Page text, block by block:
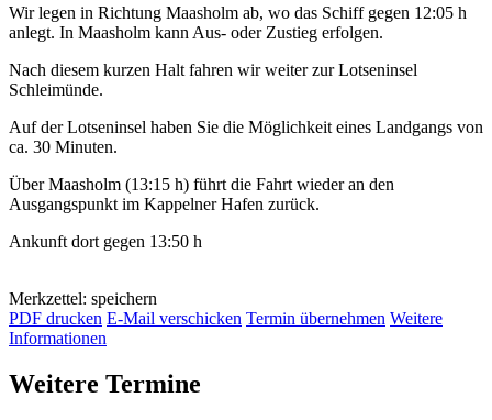
Wir legen in Richtung Maasholm ab, wo das Schiff gegen 12:05 h
anlegt. In Maasholm kann Aus- oder Zustieg erfolgen.
Nach diesem kurzen Halt fahren wir weiter zur Lotseninsel
Schleimünde.
Auf der Lotseninsel haben Sie die Möglichkeit eines Landgangs von
ca. 30 Minuten.
Über Maasholm (13:15 h) führt die Fahrt wieder an den
Ausgangspunkt im Kappelner Hafen zurück.
Ankunft dort gegen 13:50 h
Merkzettel: speichern
PDF drucken E-Mail verschicken Termin übernehmen Weitere
Informationen
Weitere Termine